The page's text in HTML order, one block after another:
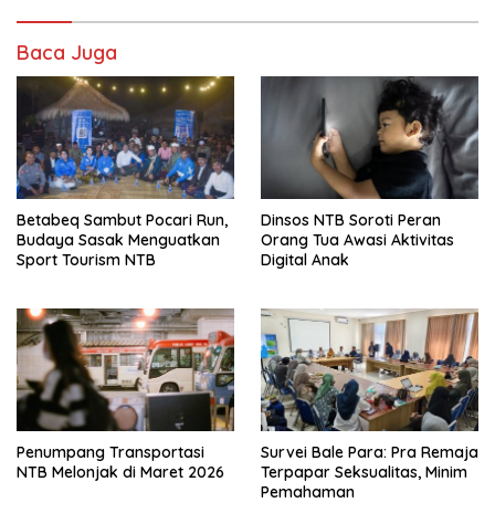
Baca Juga
Betabeq Sambut Pocari Run,
Budaya Sasak Menguatkan
Sport Tourism NTB
Dinsos NTB Soroti Peran
Orang Tua Awasi Aktivitas
Digital Anak
Penumpang Transportasi
NTB Melonjak di Maret 2026
Survei Bale Para: Pra Remaja
Terpapar Seksualitas, Minim
Pemahaman